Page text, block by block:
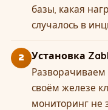
базы, какая
случалось в
2 Установка
своём железе
мониторинг не